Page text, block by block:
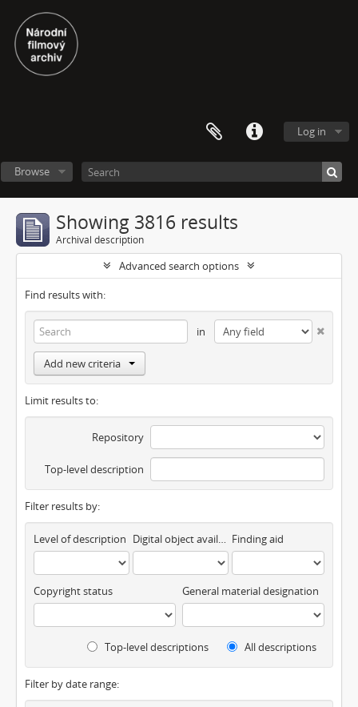
Log in
Browse
Showing 3816 results
Archival description
Advanced search options
Find results with:
in
Add new criteria
Limit results to:
Repository
Top-level description
Filter results by:
Level of description Digital object available Finding aid
Copyright status General material designation
Top-level descriptions All descriptions
Filter by date range: